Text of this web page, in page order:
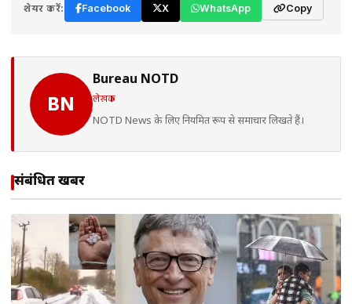
शेयर करें: Facebook X WhatsApp Copy
BN
Bureau NOTD
लेखक
NOTD News के लिए नियमित रूप से समाचार लिखते हैं।
संबंधित खबरें